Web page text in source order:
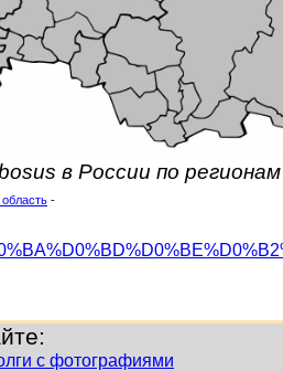
в России по регионам
-
с фотографиями